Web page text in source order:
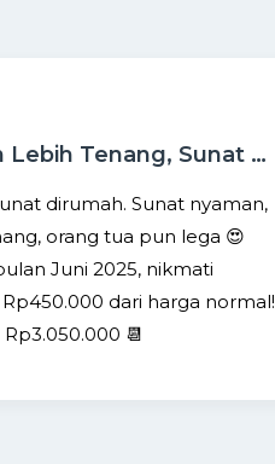
Liburan Lebih Tenang, Sunat di Rumah Aja
dirumah. Sunat nyaman,
orang tua pun lega 😍
Juni 2025, nikmati
Rp450.000 dari harga normal!
📆